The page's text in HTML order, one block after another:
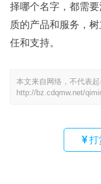
择哪个名字，都需
质的产品和服务，
任和支持。
本文来自网络，不代表
http://bz.cdqmw.net/
打